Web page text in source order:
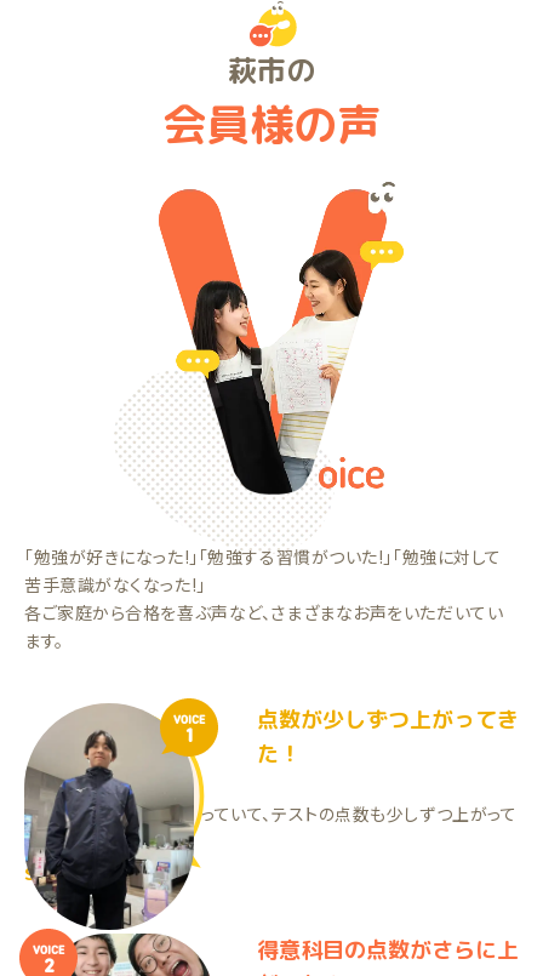
萩市の
会員様の声
「勉強が好きになった!」「勉強する習慣がついた!」「勉強に対して
苦手意識がなくなった!」
各ご家庭から合格を喜ぶ声など、さまざまなお声をいただいてい
ます。
VOICE
1
点数が少しずつ上がってき
た！
今の先生に良くしてもらっていて、テストの点数も少しずつ上がって
きました！
SSくん（中2）
VOICE
2
得意科目の点数がさらに上